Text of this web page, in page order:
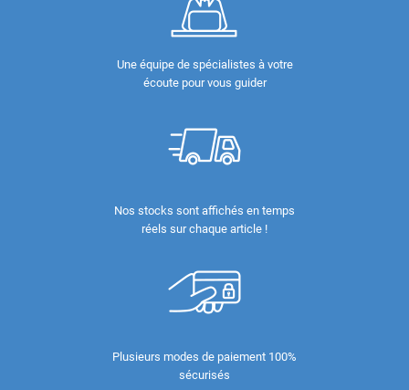
Une équipe de spécialistes à votre
écoute pour vous guider
Nos stocks sont affichés en temps
réels sur chaque article !
Plusieurs modes de paiement 100%
sécurisés